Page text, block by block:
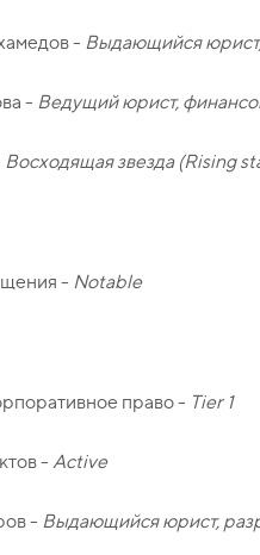
- Выдающийся
- Ведущий юрист,
Восходящая звезда (Rising
- Notable
право - Tier 1
- Active
- Выдающийся юрист,